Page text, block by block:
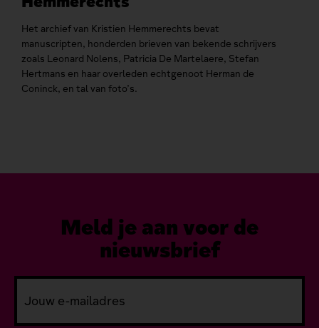
Het archief van Kristien Hemmerechts bevat
manuscripten, honderden brieven van bekende schrijvers
zoals Leonard Nolens, Patricia De Martelaere, Stefan
Hertmans en haar overleden echtgenoot Herman de
Coninck, en tal van foto’s.
Meld je aan voor de
nieuwsbrief